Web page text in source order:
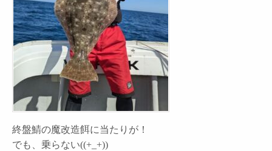
終盤鯖の魔改造餌に当たりが！
でも、乗らない((+_+))